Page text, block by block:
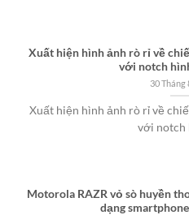
Xuất hiện hình ảnh rò rỉ về
với notch
30 Tháng
Xuất hiện hình ảnh rò rỉ về
với notch
Motorola RAZR vỏ sò huyền
dạng